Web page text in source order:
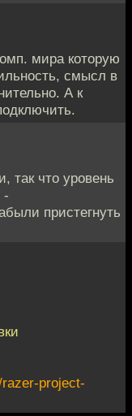
мира которую
смысл в
А к
так что уровень
-
пристегнуть
project-